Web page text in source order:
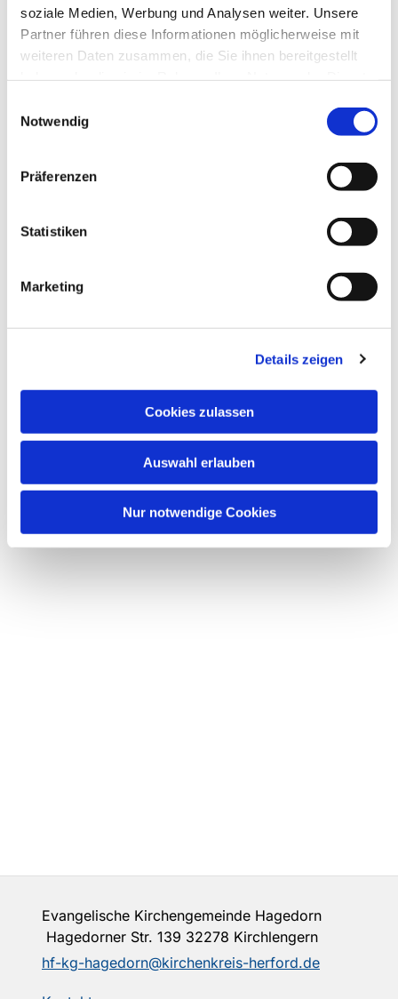
soziale Medien, Werbung und Analysen weiter. Unsere
Partner führen diese Informationen möglicherweise mit
weiteren Daten zusammen, die Sie ihnen bereitgestellt
Notwendig
Präferenzen
Statistiken
Marketing
Details zeigen
Cookies zulassen
Auswahl erlauben
Nur notwendige Cookies
Dies könnte Sie auch
interessieren
Evangelische Kirchengemeinde Hagedorn
Hagedorner Str. 139 32278 Kirchlengern
hf-kg-hagedorn@kirchenkreis-herford.de